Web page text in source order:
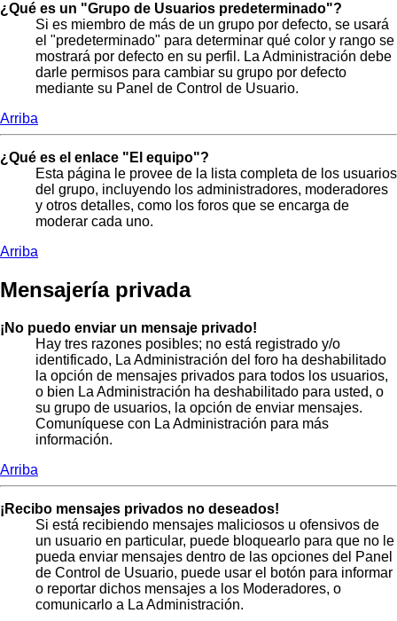
¿Qué es un "Grupo de Usuarios predeterminado"?
Si es miembro de más de un grupo por defecto, se usará
el "predeterminado" para determinar qué color y rango se
mostrará por defecto en su perfil. La Administración debe
darle permisos para cambiar su grupo por defecto
mediante su Panel de Control de Usuario.
Arriba
¿Qué es el enlace "El equipo"?
Esta página le provee de la lista completa de los usuarios
del grupo, incluyendo los administradores, moderadores
y otros detalles, como los foros que se encarga de
moderar cada uno.
Arriba
Mensajería privada
¡No puedo enviar un mensaje privado!
Hay tres razones posibles; no está registrado y/o
identificado, La Administración del foro ha deshabilitado
la opción de mensajes privados para todos los usuarios,
o bien La Administración ha deshabilitado para usted, o
su grupo de usuarios, la opción de enviar mensajes.
Comuníquese con La Administración para más
información.
Arriba
¡Recibo mensajes privados no deseados!
Si está recibiendo mensajes maliciosos u ofensivos de
un usuario en particular, puede bloquearlo para que no le
pueda enviar mensajes dentro de las opciones del Panel
de Control de Usuario, puede usar el botón para informar
o reportar dichos mensajes a los Moderadores, o
comunicarlo a La Administración.